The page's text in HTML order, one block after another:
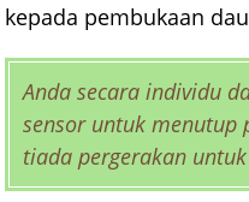
kepada pembukaan
Anda secara individu
sensor untuk
tiada pergerakan